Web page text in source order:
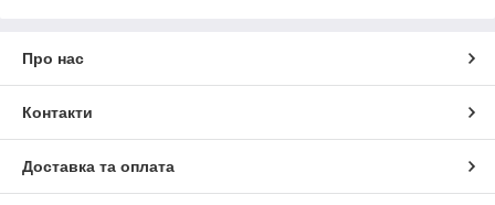
Про нас
Контакти
Доставка та оплата